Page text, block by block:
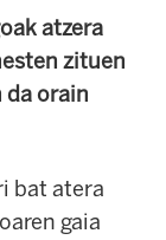
atzera
zituen
da orain
bat atera
gaia